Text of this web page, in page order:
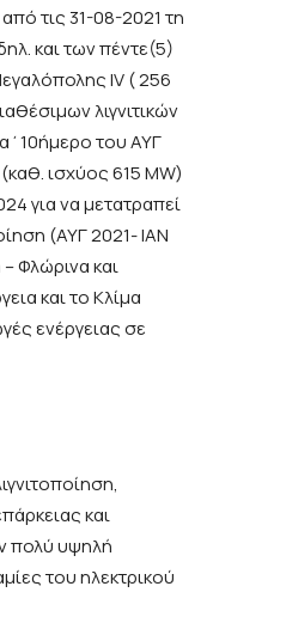
τις 31-08-2021 τη
και των πέντε(5)
IV ( 256
λιγνιτικών
του ΑΥΓ
ισχύος 615 MW)
για να μετατραπεί
(ΑΥΓ 2021- ΙΑΝ
Φλώρινα και
και το Κλίμα
ενέργειας σε
και
πολύ υψηλή
του ηλεκτρικού